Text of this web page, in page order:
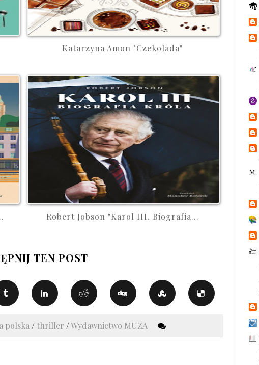
Katarzyna Amon "Czekolada"
Robert Jobson "Karol III. Biografia...
TEN POST
polska / thriller /Wydawnictwo MUZA